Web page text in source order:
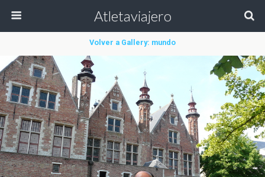
Atletaviajero
Volver a Gallery: mundo